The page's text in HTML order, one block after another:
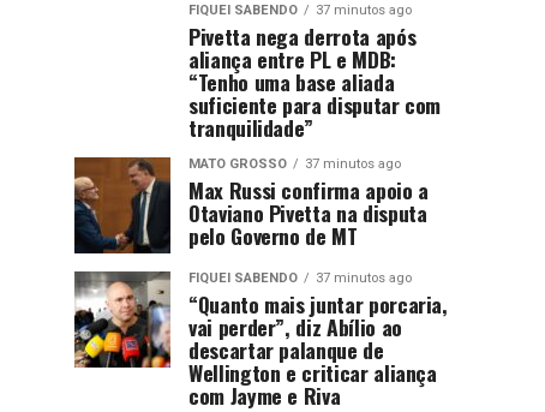
FIQUEI SABENDO 37 minutos ago
Pivetta nega derrota após
aliança entre PL e MDB:
“Tenho uma base aliada
suficiente para disputar com
tranquilidade”
MATO GROSSO 37 minutos ago
Max Russi confirma apoio a
Otaviano Pivetta na disputa
pelo Governo de MT
FIQUEI SABENDO 37 minutos ago
“Quanto mais juntar porcaria,
vai perder”, diz Abílio ao
descartar palanque de
Wellington e criticar aliança
com Jayme e Riva